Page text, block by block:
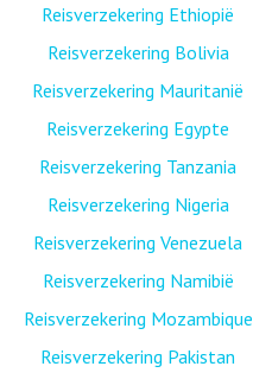
Reisverzekering Ethiopië
Reisverzekering Bolivia
Reisverzekering Mauritanië
Reisverzekering Egypte
Reisverzekering Tanzania
Reisverzekering Nigeria
Reisverzekering Venezuela
Reisverzekering Namibië
Reisverzekering Mozambique
Reisverzekering Pakistan